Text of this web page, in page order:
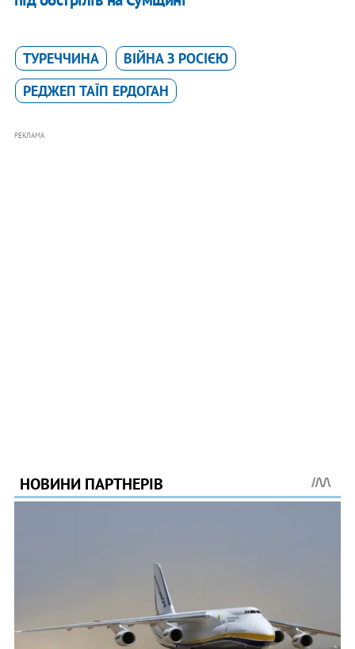
ТУРЕЧЧИНА
ВІЙНА З РОСІЄЮ
РЕДЖЕП ТАЇП ЕРДОГАН
РЕКЛАМА